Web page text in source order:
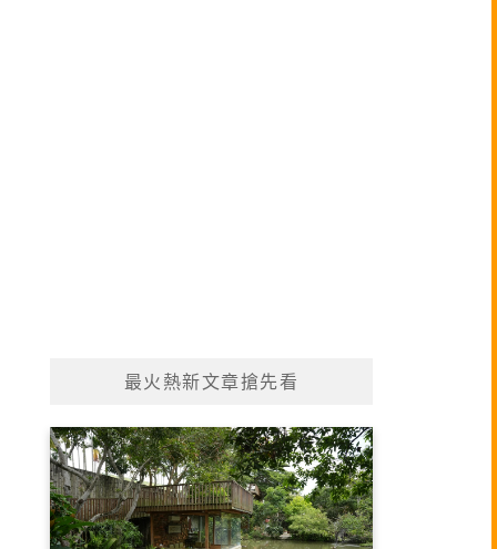
最火熱新文章搶先看